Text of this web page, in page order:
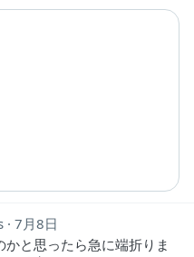
7月8日
と思ったら急に端折りま